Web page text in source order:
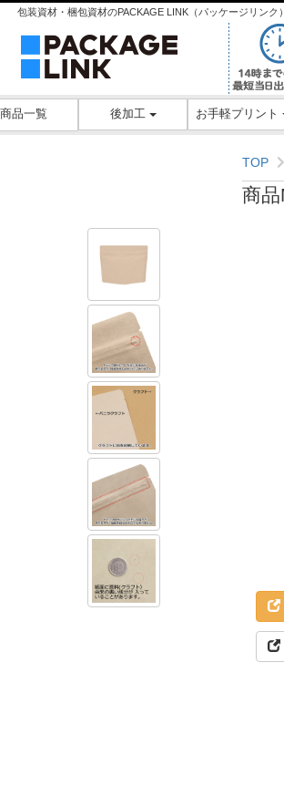
包装資材・梱包資材のPACKAGE LINK（パッケージリンク
商品一覧 後加工 お手軽プリント
TOP
商